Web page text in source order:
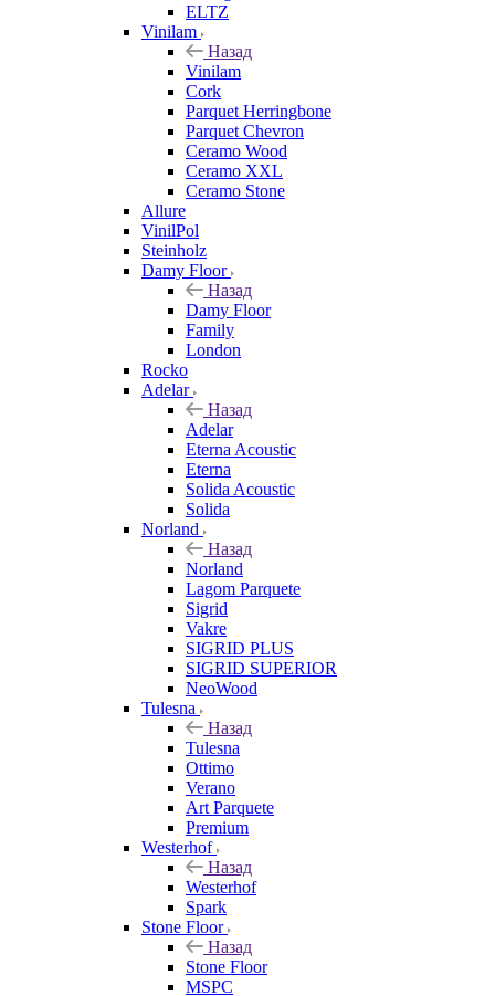
ELTZ
Vinilam
Назад
Vinilam
Cork
Parquet Herringbone
Parquet Chevron
Ceramo Wood
Ceramo XXL
Ceramo Stone
Allure
VinilPol
Steinholz
Damy Floor
Назад
Damy Floor
Family
London
Rocko
Adelar
Назад
Adelar
Eterna Acoustic
Eterna
Solida Acoustic
Solida
Norland
Назад
Norland
Lagom Parquete
Sigrid
Vakre
SIGRID PLUS
SIGRID SUPERIOR
NeoWood
Tulesna
Назад
Tulesna
Ottimo
Verano
Art Parquete
Premium
Westerhof
Назад
Westerhof
Spark
Stone Floor
Назад
Stone Floor
MSPC